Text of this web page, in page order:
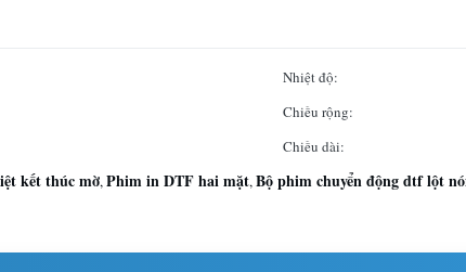
Nhiệt độ:
Chiều rộng:
Chiều dài:
kết thúc mờ,Phim in DTF hai mặt,Bộ phim chuyển động dtf lột